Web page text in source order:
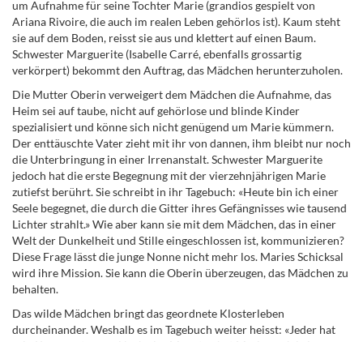
um Aufnahme für seine Tochter Marie (grandios gespielt von
Ariana Rivoire, die auch im realen Leben gehörlos ist). Kaum steht
sie auf dem Boden, reisst sie aus und klettert auf einen Baum.
Schwester Marguerite (Isabelle Carré, ebenfalls grossartig
verkörpert) bekommt den Auftrag, das Mädchen herunterzuholen.
Die Mutter Oberin verweigert dem Mädchen die Aufnahme, das
Heim sei auf taube, nicht auf gehörlose und blinde Kinder
spezialisiert und könne sich nicht genügend um Marie kümmern.
Der enttäuschte Vater zieht mit ihr von dannen, ihm bleibt nur noch
die Unterbringung in einer Irrenanstalt. Schwester Marguerite
jedoch hat die erste Begegnung mit der vierzehnjährigen Marie
zutiefst berührt. Sie schreibt in ihr Tagebuch: «Heute bin ich einer
Seele begegnet, die durch die Gitter ihres Gefängnisses wie tausend
Lichter strahlt.» Wie aber kann sie mit dem Mädchen, das in einer
Welt der Dunkelheit und Stille eingeschlossen ist, kommunizieren?
Diese Frage lässt die junge Nonne nicht mehr los. Maries Schicksal
wird ihre Mission. Sie kann die Oberin überzeugen, das Mädchen zu
behalten.
Das wilde Mädchen bringt das geordnete Klosterleben
durcheinander. Weshalb es im Tagebuch weiter heisst: «Jeder hat